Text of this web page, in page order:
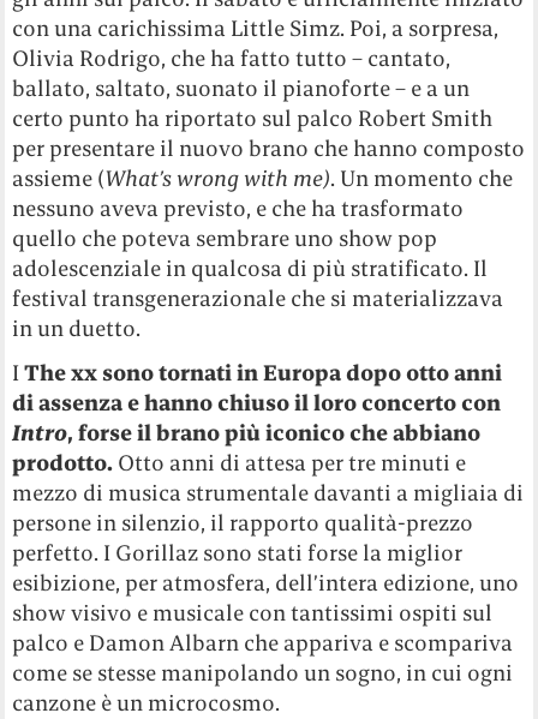
con una carichissima Little Simz. Poi, a sorpresa,
Olivia Rodrigo, che ha fatto tutto – cantato,
ballato, saltato, suonato il pianoforte – e a un
certo punto ha riportato sul palco Robert Smith
per presentare il nuovo brano che hanno composto
assieme (What’s wrong with me). Un momento che
nessuno aveva previsto, e che ha trasformato
quello che poteva sembrare uno show pop
adolescenziale in qualcosa di più stratificato. Il
festival transgenerazionale che si materializzava
in un duetto.
IThe xx sono tornati in Europa dopo otto anni
di assenza e hanno chiuso il loro concerto con
Intro, forse il brano più iconico che abbiano
prodotto. Otto anni di attesa per tre minuti e
mezzo di musica strumentale davanti a migliaia di
persone in silenzio, il rapporto qualità-prezzo
perfetto. I Gorillaz sono stati forse la miglior
esibizione, per atmosfera, dell’intera edizione, uno
show visivo e musicale con tantissimi ospiti sul
palco e Damon Albarn che appariva e scompariva
come se stesse manipolando un sogno, in cui ogni
canzone è un microcosmo.